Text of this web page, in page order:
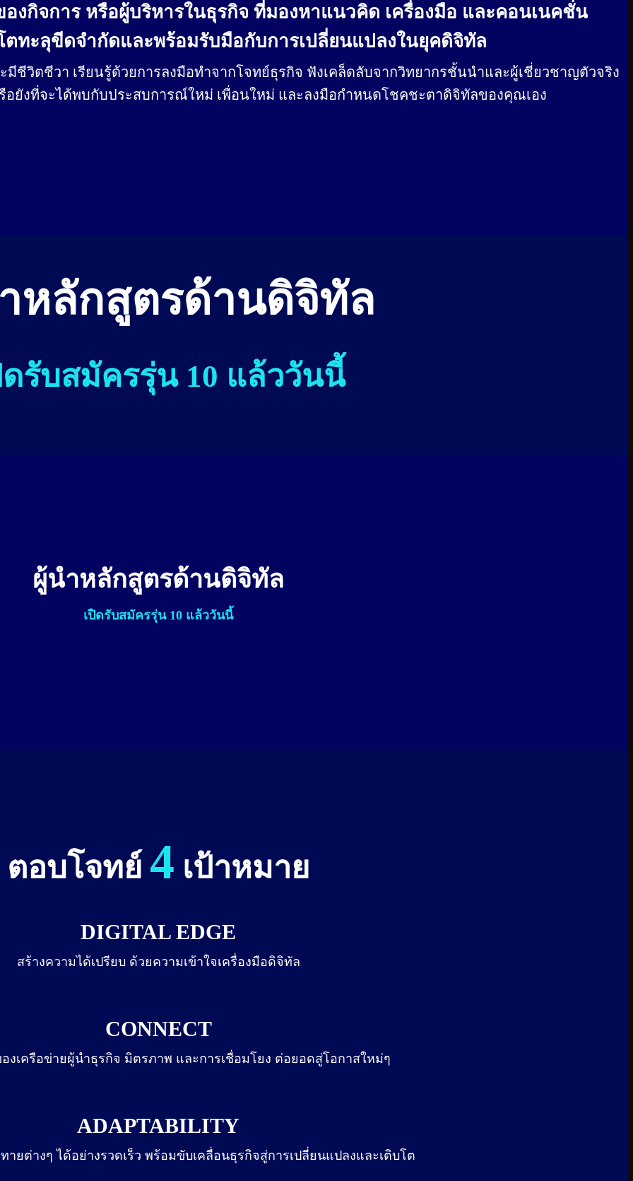
งกิจการ หรือผู้บริหารในธุรกิจ ที่มองหาแนวคิด เครื่องมือ และคอนเนคชั่น
ตทะลุขีดจำกัดและพร้อมรับมือกับการเปลี่ยนแปลงในยุคดิจิทัล
ชีวิตชีวา เรียนรู้ด้วยการลงมือทำจากโจทย์ธุรกิจ ฟังเคล็ดลับจากวิทยากรชั้นนำและผู้เชี่ยวชาญตัวจริง
ยังที่จะได้พบกับประสบการณ์ใหม่ เพื่อนใหม่ และลงมือกำหนดโชคชะตาดิจิทัลของคุณเอง
หลักสูตรด้านดิจิทัล
ดรับสมัครรุ่น 10 แล้ววันนี้
ผู้นำหลักสูตรด้านดิจิทัล
เปิดรับสมัครรุ่น 10 แล้ววันนี้
ตอบโจทย์ 4 เป้าหมาย
DIGITAL EDGE
สร้างความได้เปรียบ ด้วยความเข้าใจเครื่องมือดิจิทัล
CONNECT
งเครือข่ายผู้นำธุรกิจ มิตรภาพ และการเชื่อมโยง ต่อยอดสู่โอกาสใหม่ๆ
ADAPTABILITY
ายต่างๆ ได้อย่างรวดเร็ว พร้อมขับเคลื่อนธุรกิจสู่การเปลี่ยนแปลงและเติบโต